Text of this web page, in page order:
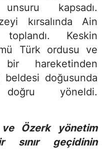
kapsadı.
kırsalında Ain
Keskin
Türk ordusu ve
hareketinden
doğusunda
yöneldi.
Özerk yönetim
sınır geçidinin